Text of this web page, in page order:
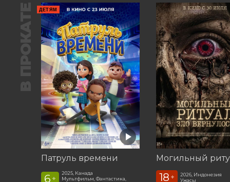
В ПРОКАТЕ ДЕТЯМ
Патруль времени
6 +
2025, Канада
Мультфильм, Фантастика,
18 +
2026, Индонезия
Ужасы